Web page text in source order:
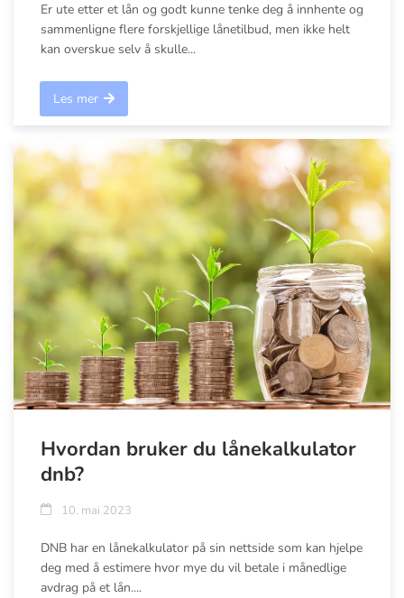
Er ute etter et lån og godt kunne tenke deg å innhente og
sammenligne flere forskjellige lånetilbud, men ikke helt
kan overskue selv å skulle...
Les mer
Hvordan bruker du lånekalkulator
dnb?
10. mai 2023
DNB har en lånekalkulator på sin nettside som kan hjelpe
deg med å estimere hvor mye du vil betale i månedlige
avdrag på et lån....